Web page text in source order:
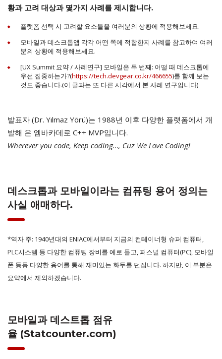
황과 고려 대상과 몇가지 사례를 제시합니다.
플랫폼 선택 시 고려할 요소들을 여러분의 상황에 적용해보세요.
모바일과 데스크톱앱 각각 어떤 쪽에 적합한지 사례를 참고하여 여러
분의 상황에 적용해보세요.
[UX Summit 요약 / 사례연구] 모바일은 두 번째: 어떨 때 데스크톱에
우선 집중하는가?(https://tech.devgear.co.kr/466655)를 함께 보는
것도 좋습니다.(이 글과는 또 다른 시각에서 본 사례 연구입니다)
발표자 (Dr. Yılmaz Yörü)는 1988년 이후 다양한 플랫폼에서 개
발해 온 엠바카데로 C++ MVP입니다.
Wherever you code, Keep coding…, Cuz We Love Coding!
데스크톱과 모바일이라는 컴퓨팅 용어 정의는
사실 애매하다.
*역자 주: 1940년대의 ENIAC에서부터 지금의 컨테이너형 슈퍼 컴퓨터,
PLC시스템 등 다양한 컴퓨팅 장비를 예로 들고, 퍼스널 컴퓨터(PC), 모바일
폰 등등 다양한 용어를 통해 재미있는 화두를 던집니다. 하지만, 이 부분은
요약에서 제외하겠습니다.
모바일과 데스트톱 점유
율 (Statcounter.com)